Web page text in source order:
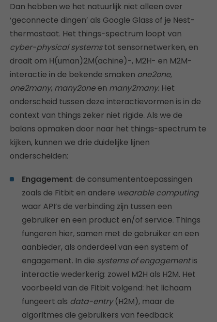
Dan hebben we het natuurlijk niet alleen over
‘geconnecte dingen’ als Google Glass of je Nest-
thermostaat. Het things-spectrum loopt van
cyber-physical systemstot sensornetwerken, en
draait om H(uman)2M(achine)-, M2H- en M2M-
interactie in de bekende smaken one2one,
one2many, many2oneen many2many. Het
onderscheid tussen deze interactievormen is in de
context van things zeker niet rigide. Als we de
balans opmaken door naar het things-spectrum te
kijken, kunnen we drie duidelijke lijnen
onderscheiden:
Engagement: de consumententoepassingen
zoals de Fitbit en andere wearable computing
waar API’s de verbinding zijn tussen een
gebruiker en een product en/of service. Things
fungeren hier, samen met de gebruiker en een
aanbieder, als onderdeel van een system of
engagement. In die systems of engagementis
interactie wederkerig: zowel M2H als H2M. Het
voorbeeld van de Fitbit volgend: het lichaam
fungeert als data-entry(H2M), maar de
algoritmes die gebruikers van feedback